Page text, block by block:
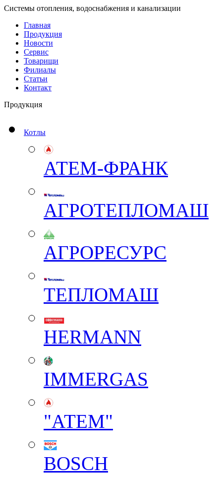
Системы отопления, водоснабжения и канализации
Главная
Продукция
Новости
Сервис
Товарищи
Филиалы
Статьи
Контакт
Продукция
Котлы
АТЕМ-ФРАНК
АГРОТЕПЛОМАШ
АГРОРЕСУРС
ТЕПЛОМАШ
HERMANN
IMMERGAS
"АТЕМ"
BOSCH